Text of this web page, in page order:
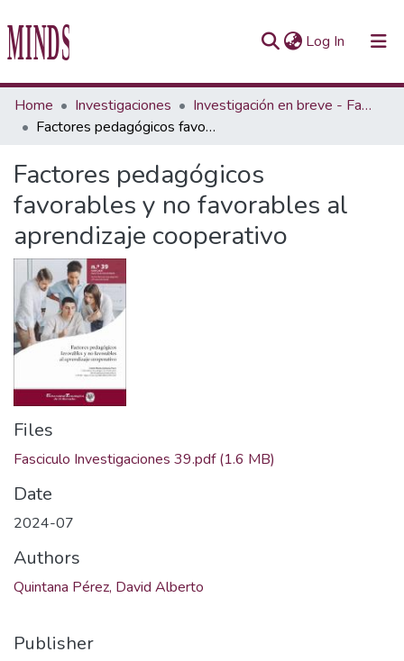
Log In (current)
Communities & Collections
All of Repository UTEC
Statistics
Home Investigaciones
Investigación en breve - Fascículo
Factores pedagógicos favorables y no favorables al aprendizaje cooperativo
Factores pedagógicos
favorables y no favorables al
aprendizaje cooperativo
Files
Fasciculo Investigaciones 39.pdf(1.6 MB)
Date
2024-07
Authors
Quintana Pérez, David Alberto
Publisher